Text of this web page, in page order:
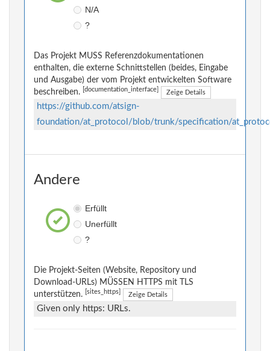
N/A
?
Das Projekt MUSS Referenzdokumentationen
enthalten, die externe Schnittstellen (beides, Eingabe
und Ausgabe) der vom Projekt entwickelten Software
beschreiben.
[documentation_interface] Zeige Details
https://github.com/atsign-
foundation/at_protocol/blob/trunk/specification/
Andere
Erfüllt
Unerfüllt
?
Die Projekt-Seiten (Website, Repository und
Download-URLs) MÜSSEN HTTPS mit TLS
unterstützen.
[sites_https] Zeige Details
Given only https: URLs.